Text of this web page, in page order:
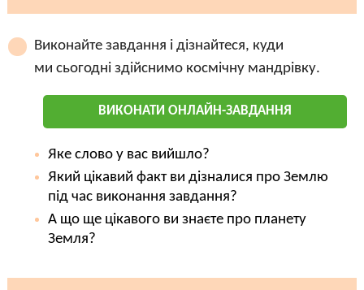
Виконайте завдання і дізнайтеся, куди
ми сьогодні здійснимо космічну мандрівку.
ВИКОНАТИ ОНЛАЙН-ЗАВДАННЯ
Яке слово у вас вийшло?
Який цікавий факт ви дізналися про Землю
під час виконання завдання?
А що ще цікавого ви знаєте про планету
Земля?